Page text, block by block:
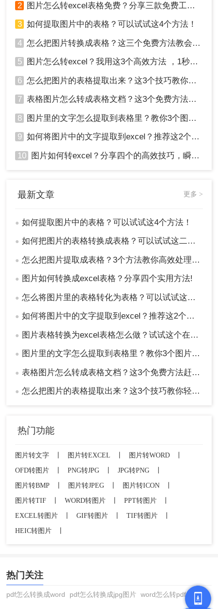
5、转换完成，点击立即下载就可以了。
注意：注意文件的版权问题，避免侵犯他人权益。
检查转换后的Excel文件内容，确保提取准确无误。
方法三、使用专业软件
除了在线工具外，还有一些专业的OCR软件和图像
处理软件也支持从图片中提取表格。这些软件通常
用于处理复杂和大量的表格数据。
缺点 ：部分软件可能需要付费；操作相对复
杂，需要一定的技术基础。
操作如下：
(https://pdftoword.55.la/)下载安装软件。
2、上传要转换的图片，如果要转换的图片较
多可以直接添加文件夹从而批量转换，点击转
换之前可按需求设置一些条件，然后再点开始
转换。
3、转换完成，点击打开即可查看Excel文件。
注意：确保软件版本与操作系统兼容。根据需要选
2 图片怎么转excel表格免费？分享三款免费工具！
3 如何提取图片中的表格？可以试试这4个方法！
4 怎么把图片转换成表格？这三个免费方法教会你！
5 图片怎么转excel？我用这3个高效方法 ，1秒提取图片表格！
6 怎么把图片的表格提取出来？这3个技巧教你轻松完成提取~！
7 表格图片怎么转成表格文档？这3个免费方法赶紧收藏！
8 图片里的文字怎么提取到表格里？教你3个图片转excel方法
9 如何将图片中的文字提取到excel？推荐这2个方法，一学就会！
10 图片如何转excel？分享四个的高效技巧，瞬间提高办公效！
最新文章 更多 >
● 如何提取图片中的表格？可以试试这4个方法！
● 如何把图片的表格转换成表格？可以试试这二个方法！
● 怎么把图片提取成表格？3个方法教你高效处理数据~
● 图片如何转换成excel表格？分享四个实用方法!
● 怎么将图片里的表格转化为表格？可以试试这三个方法！
● 如何将图片中的文字提取到excel？推荐这2个方法，一学就会！
● 图片表格转换为excel表格怎么做？试试这个在线转换工具！
● 图片里的文字怎么提取到表格里？教你3个图片转excel方法
● 表格图片怎么转成表格文档？这3个免费方法赶紧收藏！
● 怎么把图片的表格提取出来？这3个技巧教你轻松完成提取~！
热门功能
图片转文字 图片转EXCEL 图片转WORD
OFD转图片
PNG转JPG JPG转PNG
图片转BMP
图片转JPEG 图片转ICON
图片转TIF
WORD转图片 PPT转图片
EXCEL转图片
GIF转图片 TIF转图片
HEIC转图片
热门关注
pdf怎么转换成word pdf怎么转换成jpg图片 word怎么转pdf